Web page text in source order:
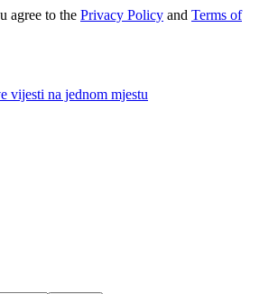
agree to the Privacy Policy and Terms of
vijesti na jednom mjestu